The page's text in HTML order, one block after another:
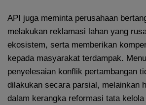
API juga meminta perusahaan
melakukan reklamasi lahan yang
ekosistem, serta memberikan
kepada masyarakat terdampak.
penyelesaian konflik pertambangan
dilakukan secara parsial, melainkan
dalam kerangka reformasi tata